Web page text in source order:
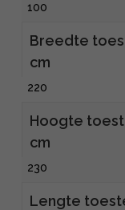
100
Breedte
cm
220
Hoogte
cm
230
Lengte